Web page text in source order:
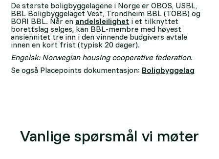
De største boligbyggelagene i Norge er OBOS, USBL,
BBL Boligbyggelaget Vest, Trondheim BBL (TOBB) og
BORI BBL. Når en andelsleilighet i et tilknyttet
borettslag selges, kan BBL-membre med høyest
ansiennitet tre inn i den vinnende budgivers avtale
innen en kort frist (typisk 20 dager).
Engelsk: Norwegian housing cooperative federation.
Se også Placepoints dokumentasjon: Boligbyggelag
Vanlige spørsmål vi møter